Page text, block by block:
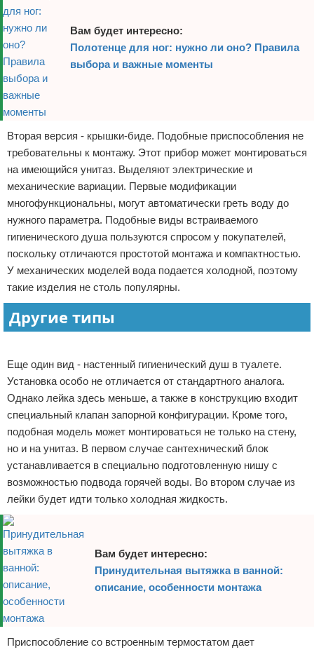
Вам будет интересно:
Полотенце для ног: нужно ли оно? Правила
выбора и важные моменты
Вторая версия - крышки-биде. Подобные приспособления не
требовательны к монтажу. Этот прибор может монтироваться
на имеющийся унитаз. Выделяют электрические и
механические вариации. Первые модификации
многофункциональны, могут автоматически греть воду до
нужного параметра. Подобные виды встраиваемого
гигиенического душа пользуются спросом у покупателей,
поскольку отличаются простотой монтажа и компактностью.
У механических моделей вода подается холодной, поэтому
такие изделия не столь популярны.
Другие типы
Еще один вид - настенный гигиенический душ в туалете.
Установка особо не отличается от стандартного аналога.
Однако лейка здесь меньше, а также в конструкцию входит
специальный клапан запорной конфигурации. Кроме того,
подобная модель может монтироваться не только на стену,
но и на унитаз. В первом случае сантехнический блок
устанавливается в специально подготовленную нишу с
возможностью подвода горячей воды. Во втором случае из
лейки будет идти только холодная жидкость.
Вам будет интересно:
Принудительная вытяжка в ванной:
описание, особенности монтажа
Приспособление со встроенным термостатом дает